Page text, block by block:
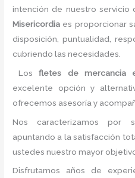
intención de nuestro servicio
Misericordia es proporcionar
disposición, puntualidad,
cubriendo las necesidades.
Losfletes de mercancia
excelente opción y
ofrecemos asesoría y
Nos caracterizamos por
apuntando a la satisfacción
ustedes nuestro mayor
Disfrutamos años de